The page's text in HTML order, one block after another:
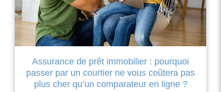
Assurance de prêt immobilier : pourquoi
passer par un courtier ne vous coûtera pas
plus cher qu’un comparateur en ligne ?